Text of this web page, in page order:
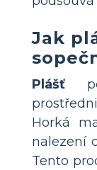
Jak
Plášť
Horká
nalezení
Tento